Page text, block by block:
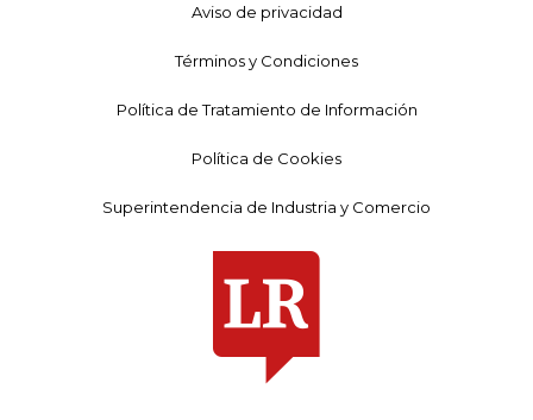
Aviso de privacidad
Términos y Condiciones
Política de Tratamiento de Información
Política de Cookies
Superintendencia de Industria y Comercio